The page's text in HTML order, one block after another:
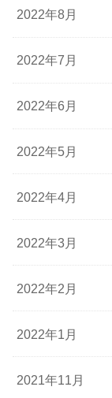
2022年8月
2022年7月
2022年6月
2022年5月
2022年4月
2022年3月
2022年2月
2022年1月
2021年11月